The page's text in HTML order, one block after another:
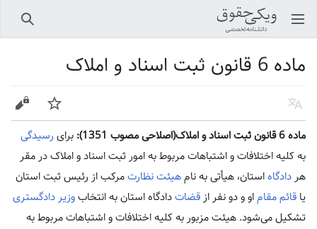
باز کردن منو اصلی جستجو
ماده 6 قانون ثبت اسناد و املاک
زبان پیگیری ویرایش
ماده 6 قانون ثبت اسناد و املاک(اصلاحی مصوب 1351): برای رسیدگی
به کلیه اختلافات و اشتباهات مربوط به امور ثبت اسناد و املاک در مقر
هردادگاهاستان، هیأتی به نامهیئت نظارتمرکب از رئیس ثبت استان
یا قائم مقاماو و دو نفر ازقضاتدادگاه استان به انتخابوزیر دادگستری
تشکیل می‌شود. هیئت مزبور به کلیه اختلافات و اشتباهات مربوط به